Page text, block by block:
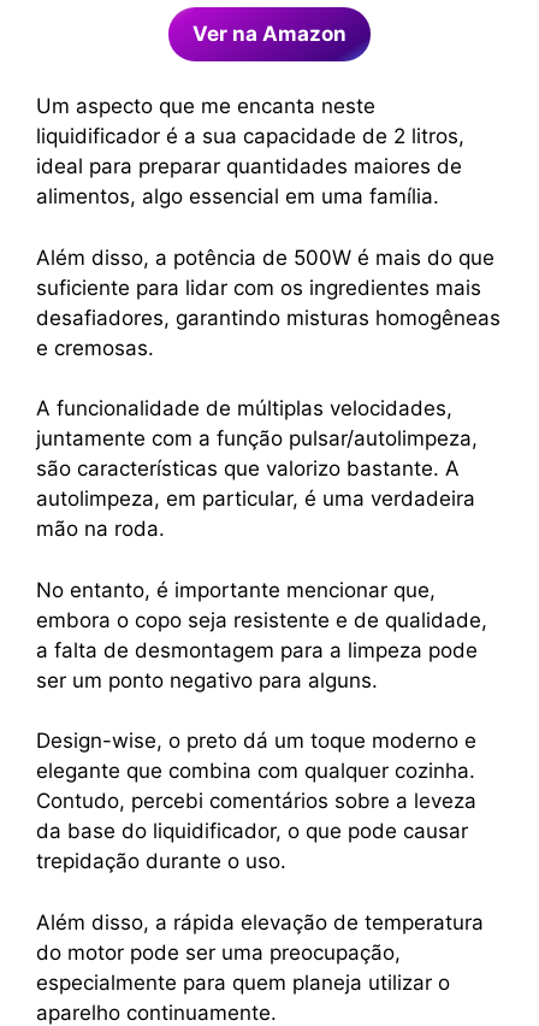
Ver na Amazon
Um aspecto que me encanta neste
liquidificador é a sua capacidade de 2 litros,
ideal para preparar quantidades maiores de
alimentos, algo essencial em uma família.
Além disso, a potência de 500W é mais do que
suficiente para lidar com os ingredientes mais
desafiadores, garantindo misturas homogêneas
e cremosas.
A funcionalidade de múltiplas velocidades,
juntamente com a função pulsar/autolimpeza,
são características que valorizo bastante. A
autolimpeza, em particular, é uma verdadeira
mão na roda.
No entanto, é importante mencionar que,
embora o copo seja resistente e de qualidade,
a falta de desmontagem para a limpeza pode
ser um ponto negativo para alguns.
Design-wise, o preto dá um toque moderno e
elegante que combina com qualquer cozinha.
Contudo, percebi comentários sobre a leveza
da base do liquidificador, o que pode causar
trepidação durante o uso.
Além disso, a rápida elevação de temperatura
do motor pode ser uma preocupação,
especialmente para quem planeja utilizar o
aparelho continuamente.